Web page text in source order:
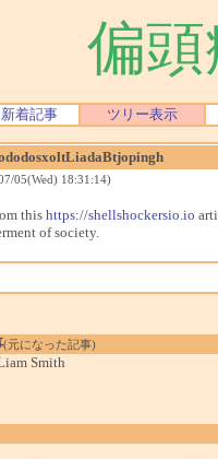
偏
新着記事 ツリー表示
05(Wed) 18:31:14)
this https://shellshockersio.io
of society.
(元になった記事)
Smith